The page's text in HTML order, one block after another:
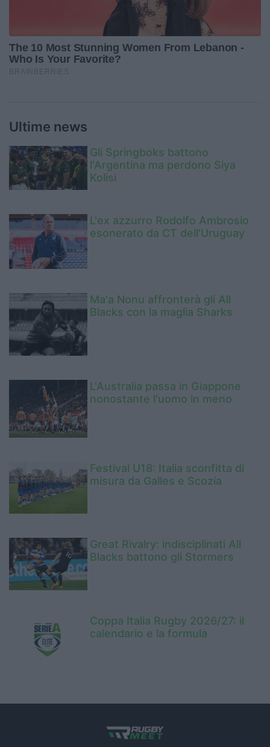
Ultime news
Gli Springboks battono
l'Argentina ma perdono Siya
Kolisi
L'ex azzurro Rodolfo Ambrosio
esonerato da CT dell'Uruguay
Ma'a Nonu affronterà gli All
Blacks con la maglia Sharks
L'Australia passa in Giappone
nonostante l'uomo in meno
Festival U18: Italia sconfitta di
misura da Galles e Scozia
Great Rivalry: indisciplinati All
Blacks battono gli Stormers
Coppa Italia Rugby 2026/27: il
calendario e la formula